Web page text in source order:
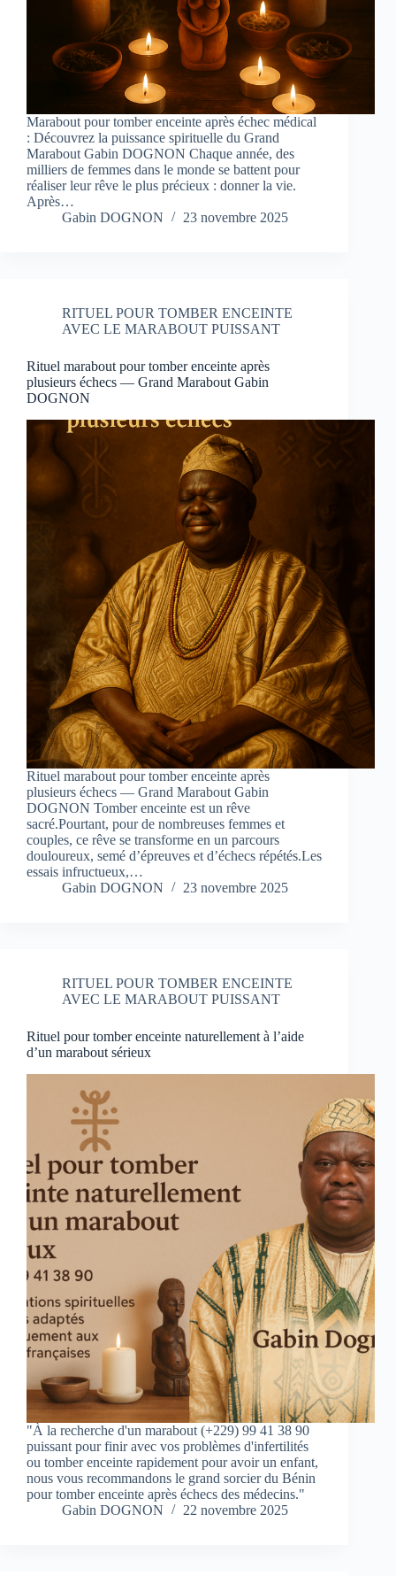
Marabout pour tomber enceinte après échec médical
: Découvrez la puissance spirituelle du Grand
Marabout Gabin DOGNON Chaque année, des
milliers de femmes dans le monde se battent pour
réaliser leur rêve le plus précieux : donner la vie.
Après…
Gabin DOGNON
23 novembre 2025
RITUEL POUR TOMBER ENCEINTE
AVEC LE MARABOUT PUISSANT
Rituel marabout pour tomber enceinte après
plusieurs échecs — Grand Marabout Gabin
DOGNON
Rituel marabout pour tomber enceinte après
plusieurs échecs — Grand Marabout Gabin
DOGNON Tomber enceinte est un rêve
sacré.Pourtant, pour de nombreuses femmes et
couples, ce rêve se transforme en un parcours
douloureux, semé d’épreuves et d’échecs répétés.Les
essais infructueux,…
Gabin DOGNON
23 novembre 2025
RITUEL POUR TOMBER ENCEINTE
AVEC LE MARABOUT PUISSANT
Rituel pour tomber enceinte naturellement à l’aide
d’un marabout sérieux
"À la recherche d'un marabout (+229) 99 41 38 90
puissant pour finir avec vos problèmes d'infertilités
ou tomber enceinte rapidement pour avoir un enfant,
nous vous recommandons le grand sorcier du Bénin
pour tomber enceinte après échecs des médecins."
Gabin DOGNON
22 novembre 2025